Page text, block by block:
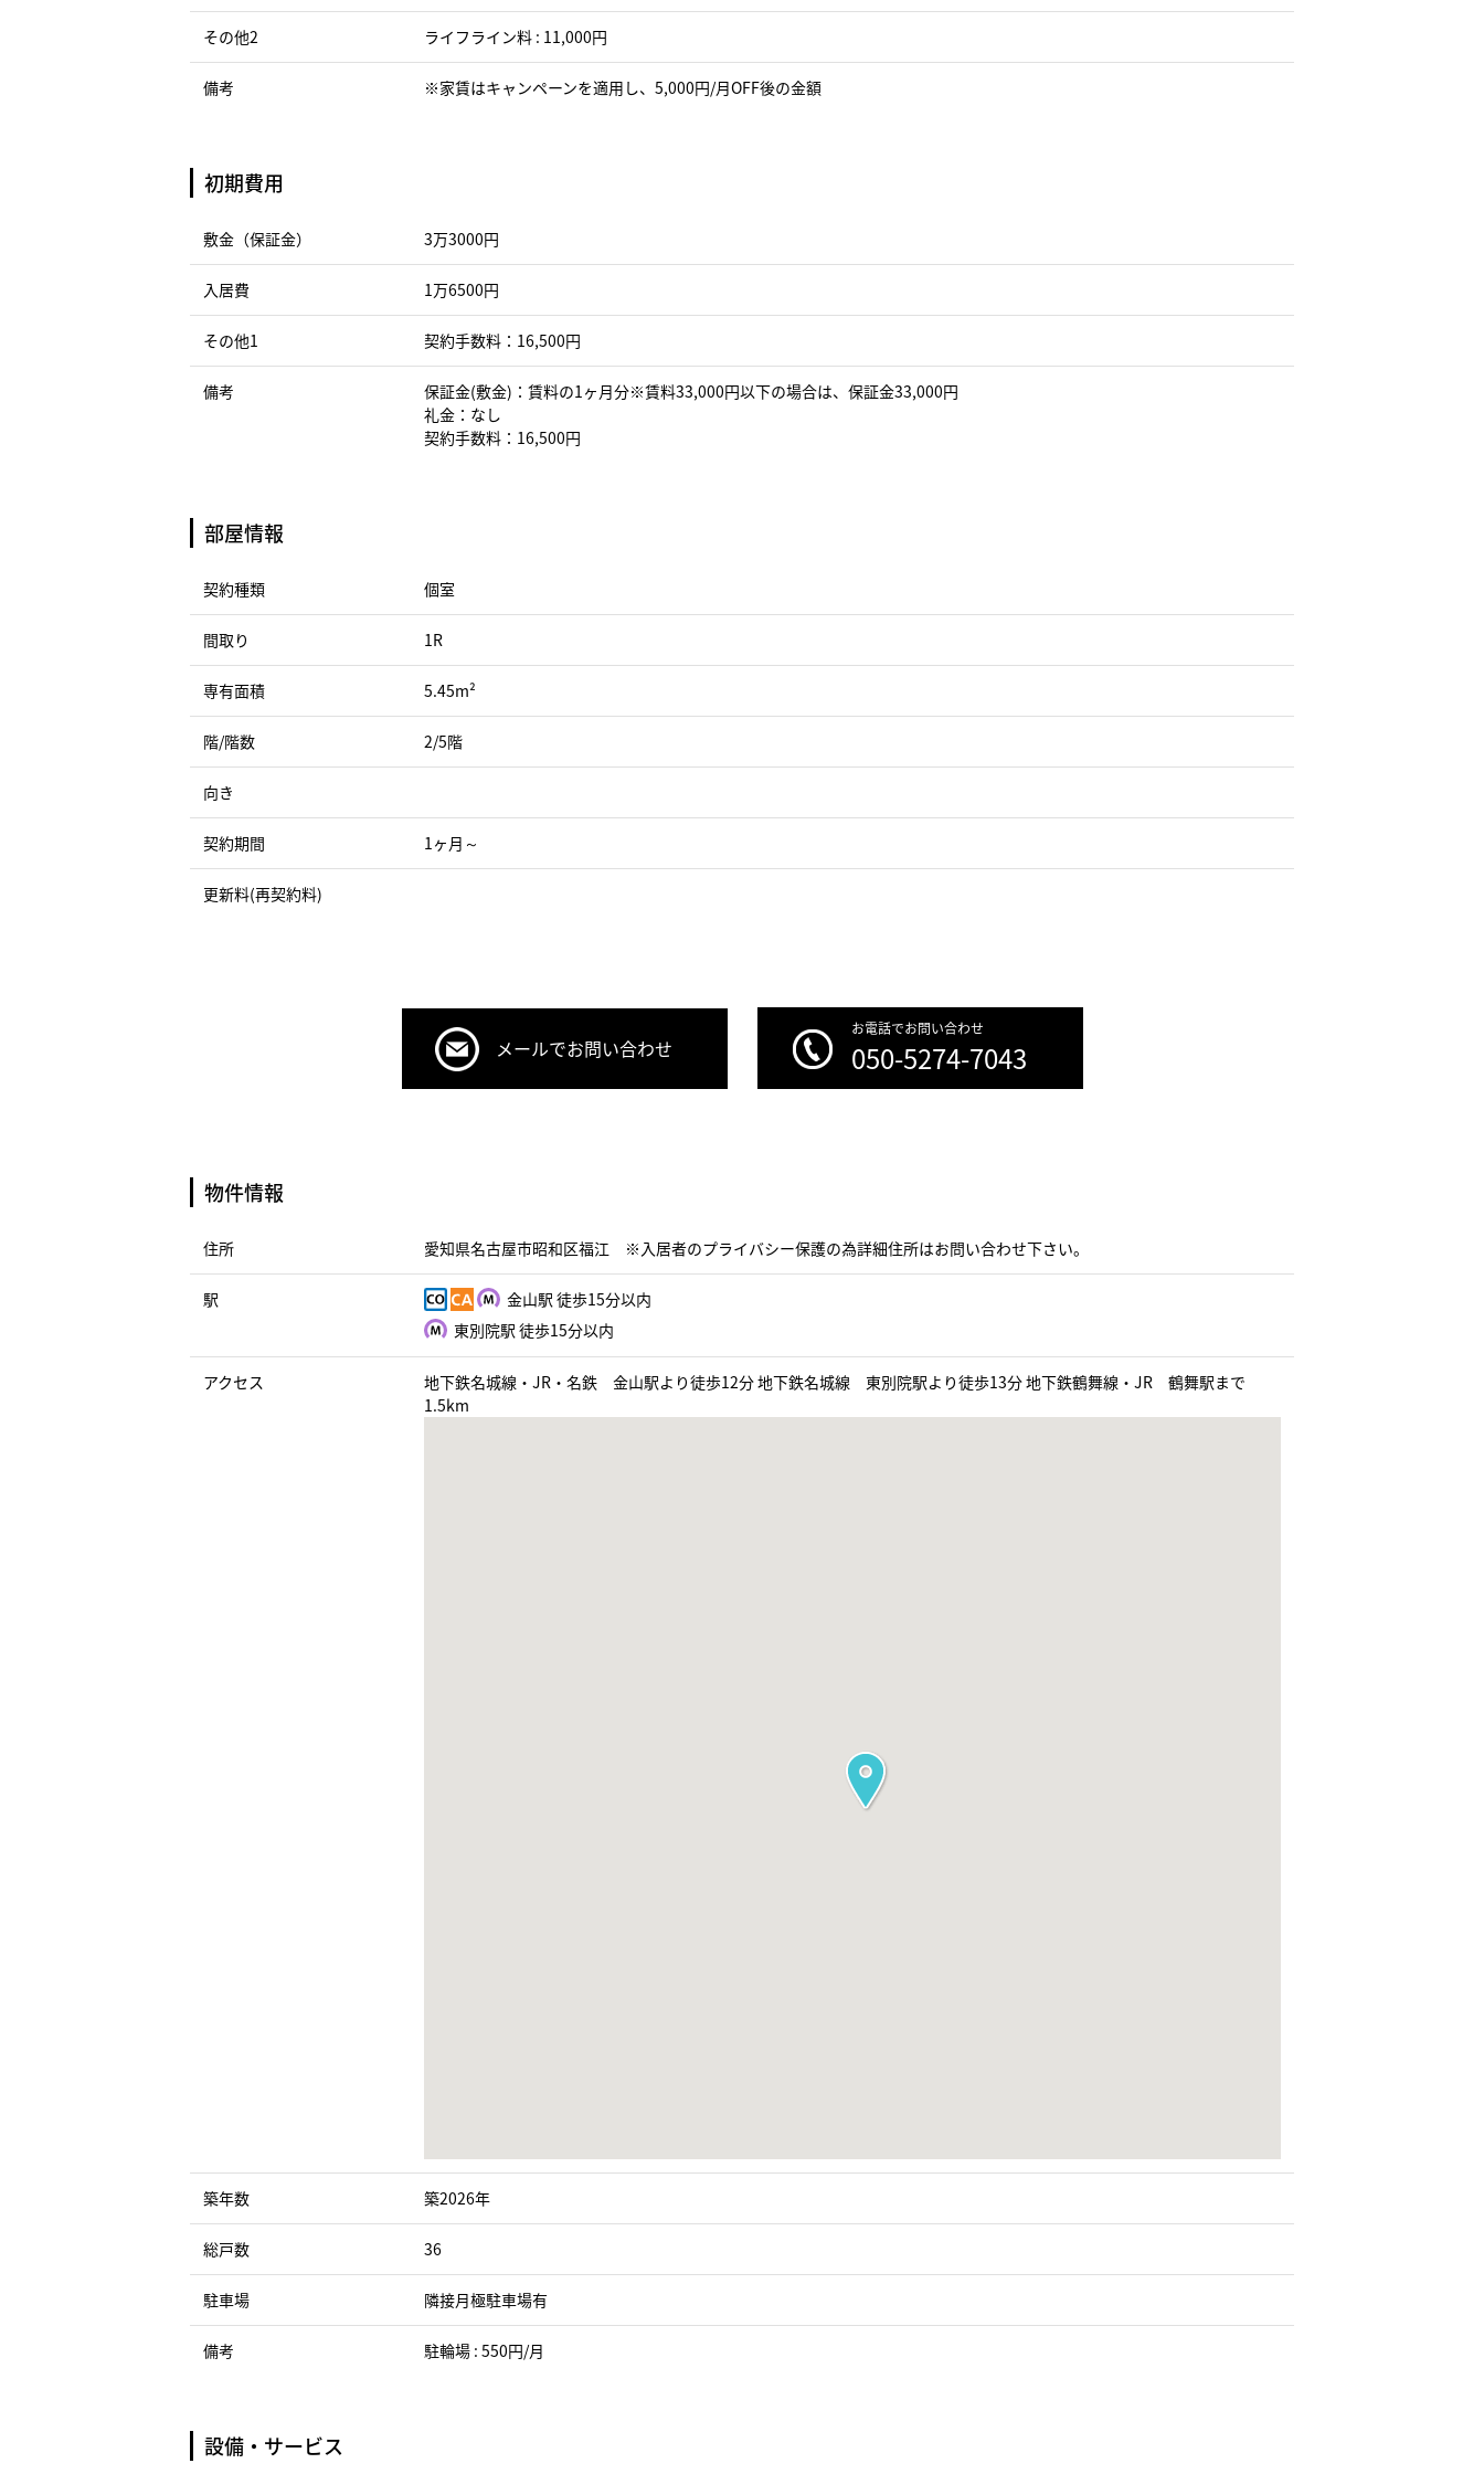
その他2 ライフライン料 : 11,000円
備考 ※家賃はキャンペーンを適用し、5,000円/月OFF後の金額
初期費用
敷金（保証金） 3万3000円
入居費 1万6500円
その他1 契約手数料：16,500円
備考
保証金(敷金)：賃料の1ヶ月分※賃料33,000円以下の場合は、保証金33,000円
礼金：なし
契約手数料：16,500円
部屋情報
契約種類 個室
間取り 1R
専有面積 5.45m²
階/階数 2/5階
向き
契約期間 1ヶ月～
更新料(再契約料)
メールでお問い合わせ
お電話でお問い合わせ
050-5274-7043
物件情報
住所 愛知県名古屋市昭和区福江 ※入居者のプライバシー保護の為詳細住所はお問い合わせ下さい。
駅
金山駅 徒歩15分以内
東別院駅 徒歩15分以内
アクセス
地下鉄名城線・JR・名鉄 金山駅より徒歩12分 地下鉄名城線 東別院駅より徒歩13分 地下鉄鶴舞線・JR 鶴舞駅まで
1.5km
築年数 築2026年
総戸数 36
駐車場 隣接月極駐車場有
備考 駐輪場 : 550円/月
設備・サービス